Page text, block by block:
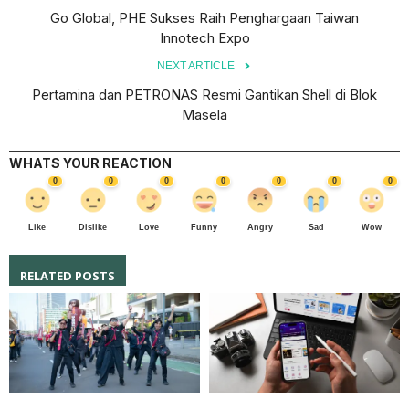
Go Global, PHE Sukses Raih Penghargaan Taiwan
Innotech Expo
NEXT ARTICLE
Pertamina dan PETRONAS Resmi Gantikan Shell di Blok
Masela
WHATS YOUR REACTION
0
Like
0
Dislike
0
Love
0
Funny
0
Angry
0
Sad
0
Wow
RELATED POSTS